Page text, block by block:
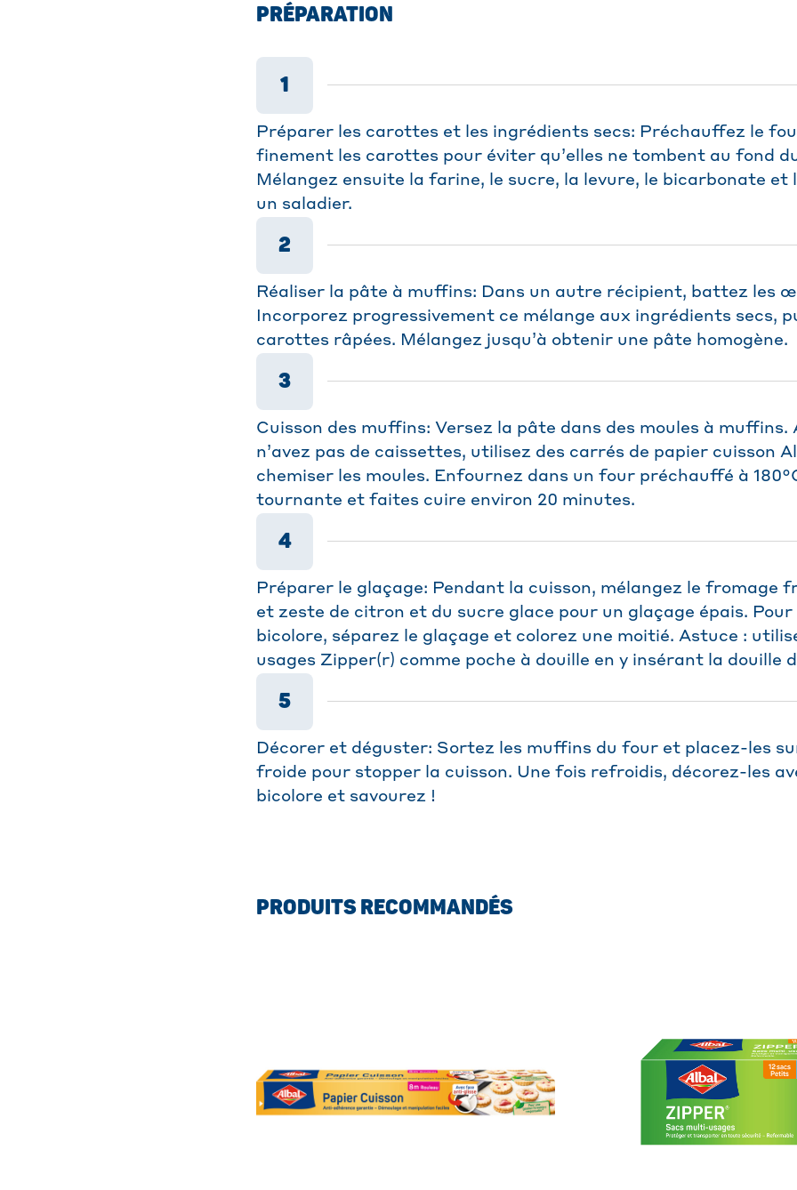
PRÉPARATION
1
Préparer les carottes et les ingrédients secs: Préchauffez le
finement les carottes pour éviter qu’elles ne tombent au fond
Mélangez ensuite la farine, le sucre, la levure, le bicarbonate et
un saladier.
2
Réaliser la pâte à muffins: Dans un autre récipient, battez les
Incorporez progressivement ce mélange aux ingrédients secs,
carottes râpées. Mélangez jusqu’à obtenir une pâte homogène.
3
Cuisson des muffins: Versez la pâte dans des moules à muffins.
n’avez pas de caissettes, utilisez des carrés de papier cuisson
chemiser les moules. Enfournez dans un four préchauffé à
tournante et faites cuire environ 20 minutes.
4
Préparer le glaçage: Pendant la cuisson, mélangez le fromage
et zeste de citron et du sucre glace pour un glaçage épais.
bicolore, séparez le glaçage et colorez une moitié. Astuce :
usages Zipper(r) comme poche à douille en y insérant la douille
5
Décorer et déguster: Sortez les muffins du four et placez-les
froide pour stopper la cuisson. Une fois refroidis, décorez-les
bicolore et savourez !
PRODUITS RECOMMANDÉS